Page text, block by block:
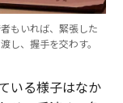
もいれば、緊張した
し、握手を交わす。
いる様子はなか